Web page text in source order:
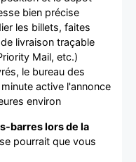
bien précise
les billets, faites
livraison traçable
Mail, etc.)
le bureau des
active l'annonce
environ
barres lors de la
pourrait que vous